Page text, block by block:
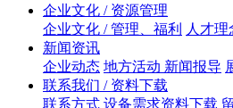
企业文化 / 资源管理
企业文化 / 管理、福利
人才理
新闻资讯
企业动态 地方活动 新闻报导
联系我们 / 资料下载
联系方式 设备需求资料下载